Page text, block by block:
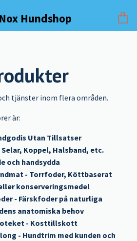
Hundshop
tjänster inom flera områden.
är:
Utan Tillsatser
Koppel, Halsband, etc.
och handsydda
- Torrfoder, Köttbaserat
konserveringsmedel
- Färskfoder på naturliga
anatomiska behov
- Kosttillskott
- Hundtrim med kunden och